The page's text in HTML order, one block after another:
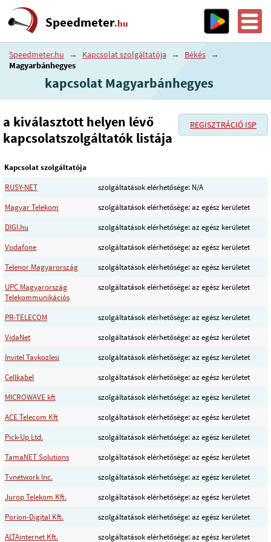
Speedmeter.hu
Speedmeter.hu → Kapcsolat szolgáltatója → Békés →
Magyarbánhegyes
kapcsolat Magyarbánhegyes
REGISZTRÁCIÓ ISP
a kiválasztott helyen lévő
kapcsolatszolgáltatók listája
Kapcsolat szolgáltatója
RUSY-NET
szolgáltatások elérhetősége: N/A
Magyar Telekom
szolgáltatások elérhetősége: az egész kerületet
DIGI.hu
szolgáltatások elérhetősége: az egész kerületet
Vodafone
szolgáltatások elérhetősége: az egész kerületet
Telenor Magyarország
szolgáltatások elérhetősége: az egész kerületet
UPC Magyarország
Telekommunikációs
szolgáltatások elérhetősége: az egész kerületet
PR-TELECOM
szolgáltatások elérhetősége: az egész kerületet
VidaNet
szolgáltatások elérhetősége: az egész kerületet
Invitel Tavkozlesi
szolgáltatások elérhetősége: az egész kerületet
Cellkabel
szolgáltatások elérhetősége: az egész kerületet
MICROWAVE kft
szolgáltatások elérhetősége: az egész kerületet
ACE Telecom Kft
szolgáltatások elérhetősége: az egész kerületet
Pick-Up Ltd.
szolgáltatások elérhetősége: az egész kerületet
TamaNET Solutions
szolgáltatások elérhetősége: az egész kerületet
Tvnetwork Inc.
szolgáltatások elérhetősége: az egész kerületet
Jurop Telekom Kft.
szolgáltatások elérhetősége: az egész kerületet
Porion-Digital Kft.
szolgáltatások elérhetősége: az egész kerületet
ALTAinternet Kft.
szolgáltatások elérhetősége: az egész kerületet